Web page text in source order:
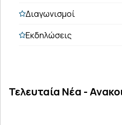
Διαγωνισμοί
Εκδηλώσεις
Τελευταία Νέα -